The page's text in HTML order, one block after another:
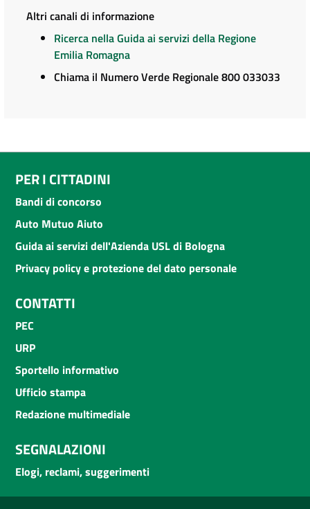
Altri canali di informazione
Ricerca nella Guida ai servizi della Regione
Emilia Romagna
Chiama il Numero Verde Regionale 800 033033
PER I CITTADINI
Bandi di concorso
Auto Mutuo Aiuto
Guida ai servizi dell'Azienda USL di Bologna
Privacy policy e protezione del dato personale
CONTATTI
PEC
URP
Sportello informativo
Ufficio stampa
Redazione multimediale
SEGNALAZIONI
Elogi, reclami, suggerimenti